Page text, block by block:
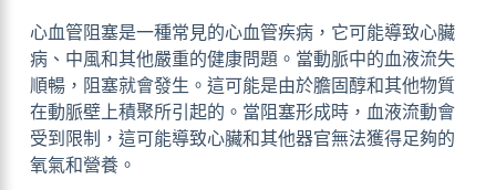
心血管阻塞是一種常見的心血管疾病，它可能導致心臟
病、中風和其他嚴重的健康問題。當動脈中的血液流失
順暢，阻塞就會發生。這可能是由於膽固醇和其他物質
在動脈壁上積聚所引起的。當阻塞形成時，血液流動會
受到限制，這可能導致心臟和其他器官無法獲得足夠的
氧氣和營養。